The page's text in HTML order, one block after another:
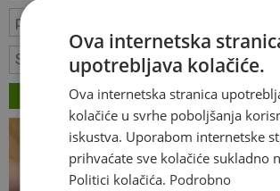
povijesni uspjeh
Saarland
VEZANI ČLANCI
Ova internetska
upotrebljava kolačiće.
Ova internetska stranica
kolačiće u svrhe poboljšanja
iskustva. Uporabom internetske
prihvaćate sve kolačiće sukladno
Politici kolačića. Podrobno